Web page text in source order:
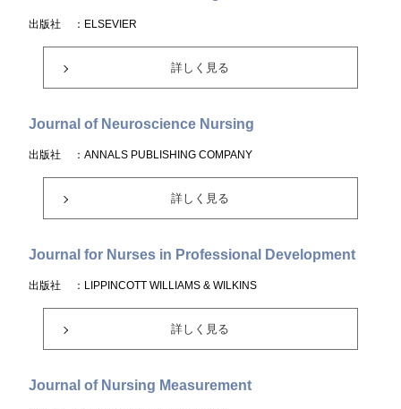
出版社 ：ELSEVIER
詳しく見る
Journal of Neuroscience Nursing
出版社 ：ANNALS PUBLISHING COMPANY
詳しく見る
Journal for Nurses in Professional Development
出版社 ：LIPPINCOTT WILLIAMS & WILKINS
詳しく見る
Journal of Nursing Measurement